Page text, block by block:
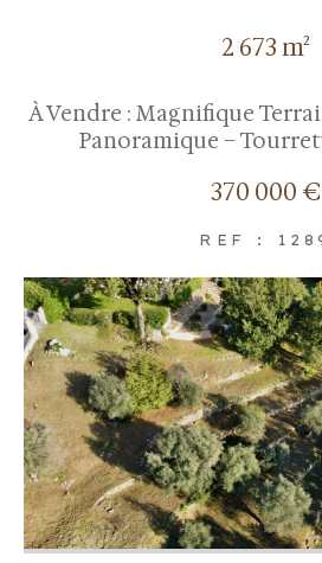
2 673 m²
À Vendre : Magnifique
Panoramique –
370 000 €
REF :